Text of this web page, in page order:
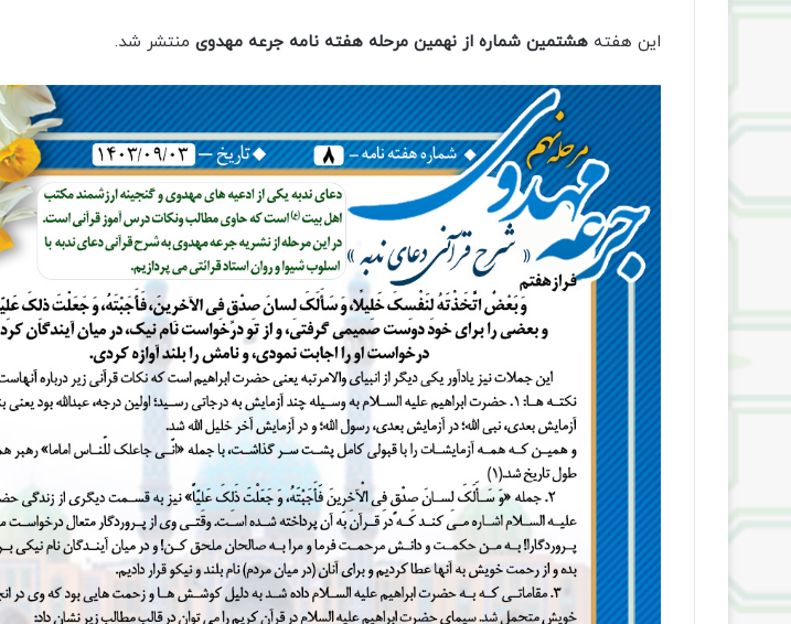
این هفته هشتمین شماره از نهمین مرحله هفته نامه جرعه مهدوی منتشر شد.